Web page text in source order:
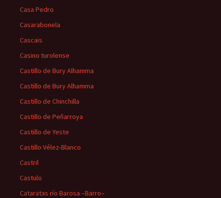
Casa Pedro
Casarabonela
Cascais
Casino turolense
Castillo de Bury Alhamma
Castillo de Bury Alhamma
Castillo de Chinchilla
Castillo de Peñarroya
Castillo de Yeste
Castillo Vélez-Blanco
Castril
Castulo
Cataratas río Barosa –Barro–